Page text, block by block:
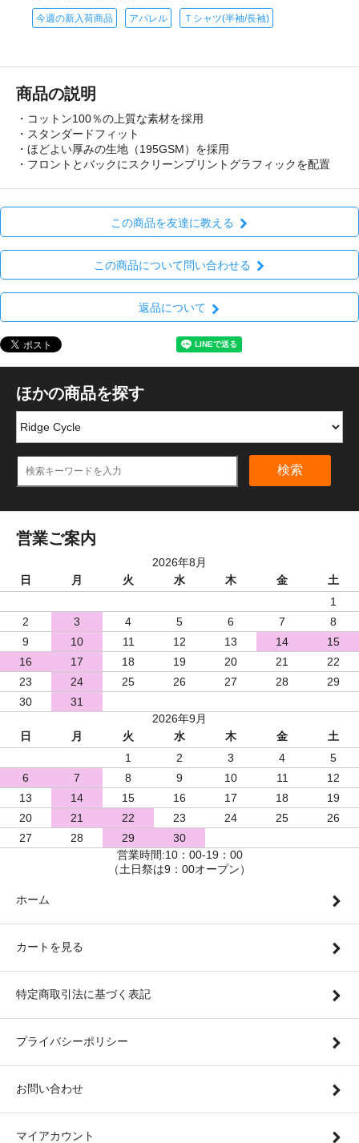
今週の新入荷商品 アパレル Ｔシャツ(半袖/長袖)
商品の説明
・コットン100％の上質な素材を採用
・スタンダードフィット
・ほどよい厚みの生地（195GSM）を採用
・フロントとバックにスクリーンプリントグラフィックを配置
この商品を友達に教える
この商品について問い合わせる
返品について
ほかの商品を探す
検索
営業ご案内
2026年8月
日
月 火 水 木 金
土
1
2
3 4 5 6 7
8
9
10 11 12 13 14
15
16
17 18 19 20 21
22
23
24 25 26 27 28
29
30
31
2026年9月
日
月 火 水 木 金
土
1
2 3 4
5
6
7 8 9 10 11
12
13
14 15 16 17 18
19
20
21 22 23 24 25
26
27
28 29
30
営業時間:10：00-19：00
（土日祭は9：00オープン）
ホーム
カートを見る
特定商取引法に基づく表記
プライバシーポリシー
お問い合わせ
マイアカウント